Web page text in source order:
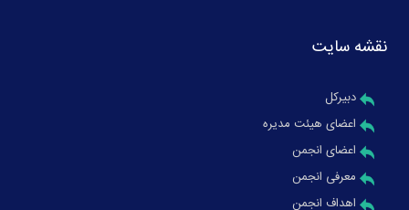
نقشه سایت
دبیرکل
اعضای هیئت مدیره
اعضای انجمن
معرفی انجمن
اهداف انجمن